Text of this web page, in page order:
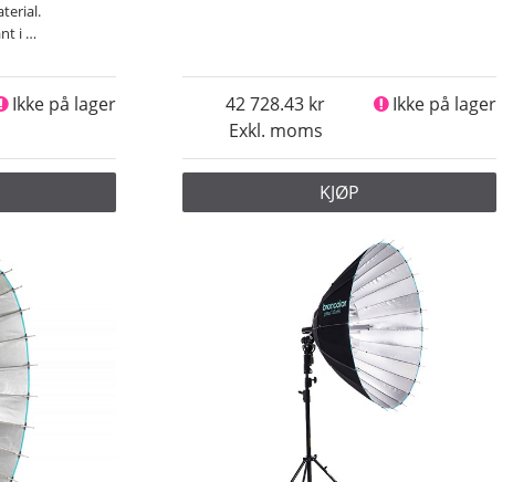
i …
Ikke på lager
Exkl. moms
42 728.43 Ikke på lager
KJØP